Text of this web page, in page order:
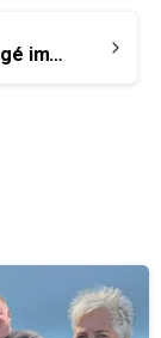
Dédommagement Phénix : jugé imposable